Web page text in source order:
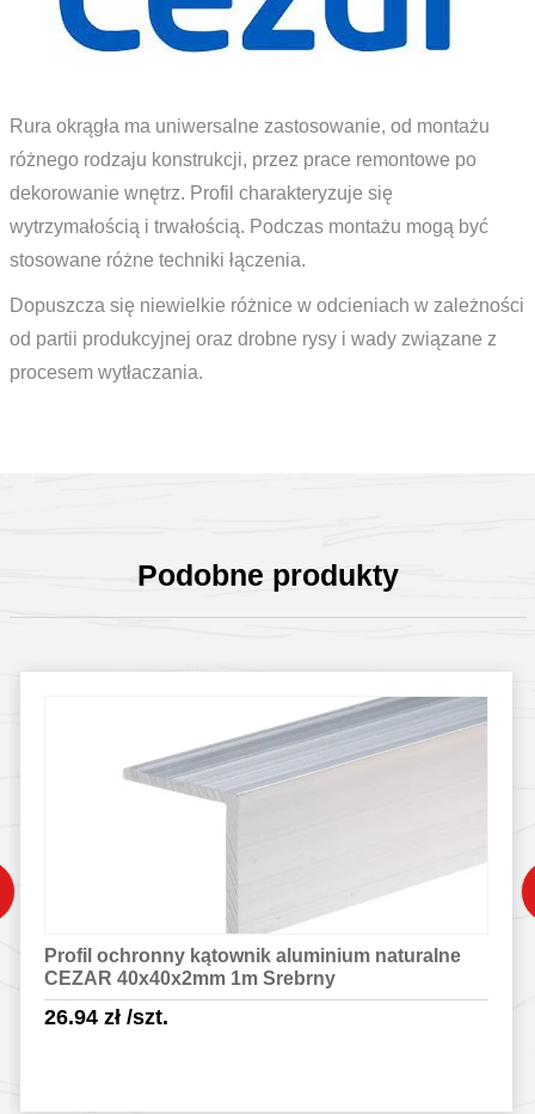
Rura okrągła ma uniwersalne zastosowanie, od montażu
różnego rodzaju konstrukcji, przez prace remontowe po
dekorowanie wnętrz. Profil charakteryzuje się
wytrzymałością i trwałością. Podczas montażu mogą być
stosowane różne techniki łączenia.
Dopuszcza się niewielkie różnice w odcieniach w zależności
od partii produkcyjnej oraz drobne rysy i wady związane z
procesem wytłaczania.
Podobne produkty
Profil ochronny kątownik aluminium naturalne
CEZAR 40x40x2mm 1m Srebrny
26.94 zł/szt.